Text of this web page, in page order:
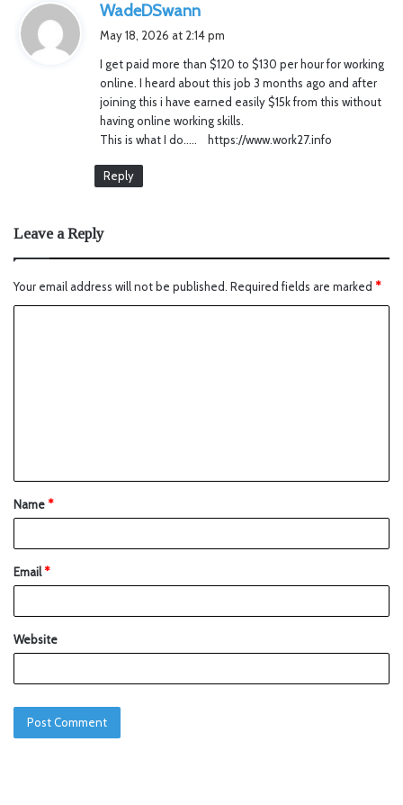
WadeDSwann
s
:
May 18, 2026 at 2:14 pm
I get paid more than $120 to $130 per hour for working
online. I heard about this job 3 months ago and after
joining this i have earned easily $15k from this without
having online working skills.
This is what I do….. https://www.work27.info
Reply
Leave a Reply
Your email address will not be published. Required fields are marked *
Name*
Email*
Website